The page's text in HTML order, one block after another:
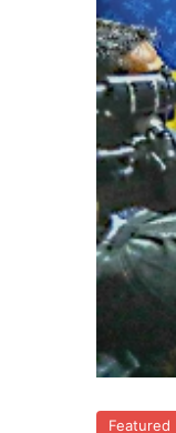
Featured